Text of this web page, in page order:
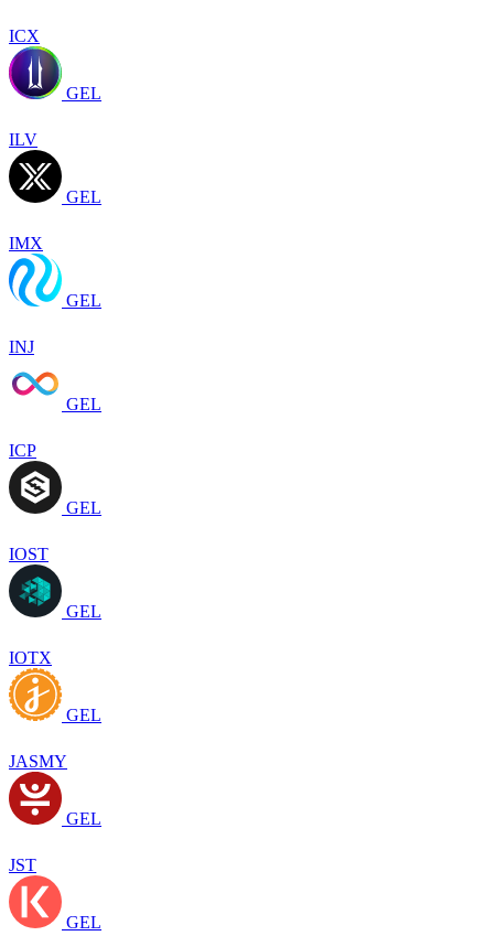
ICX
GEL
ILV
GEL
IMX
GEL
INJ
GEL
ICP
GEL
IOST
GEL
IOTX
GEL
JASMY
GEL
JST
GEL